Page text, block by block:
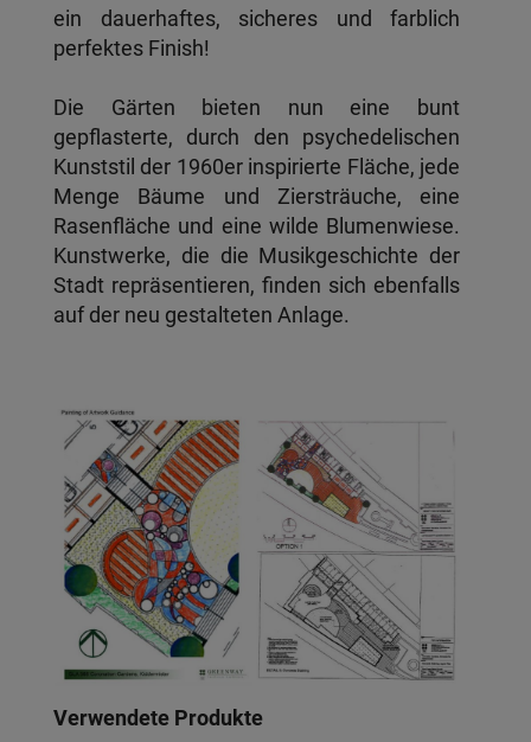
ein dauerhaftes, sicheres und farblich
perfektes Finish!
Die Gärten bieten nun eine bunt
gepflasterte, durch den psychedelischen
Kunststil der 1960er inspirierte Fläche, jede
Menge Bäume und Ziersträuche, eine
Rasenfläche und eine wilde Blumenwiese.
Kunstwerke, die die Musikgeschichte der
Stadt repräsentieren, finden sich ebenfalls
auf der neu gestalteten Anlage.
Verwendete Produkte